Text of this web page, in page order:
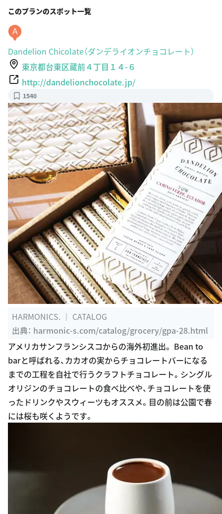
Dandelion Chicolate（ダンデライオンチョコレート）
東京都台東区蔵前４丁目１４-６
http://dandelionchocolate.jp/
1540
HARMONICS. ｜ CATALOG
出典：harmonic-s.com/catalog/grocery/gpa-28.html
アメリカサンフランシスコからの海外初進出。 Bean to
barと呼ばれる、カカオの実からチョコレートバーになる
までの工程を自社で行うクラフトチョコレート。シングル
オリジンのチョコレートの食べ比べや、チョコレートを使
ったドリンクやスウィーツもオススメ。目の前は公園で春
には桜も咲くようです。